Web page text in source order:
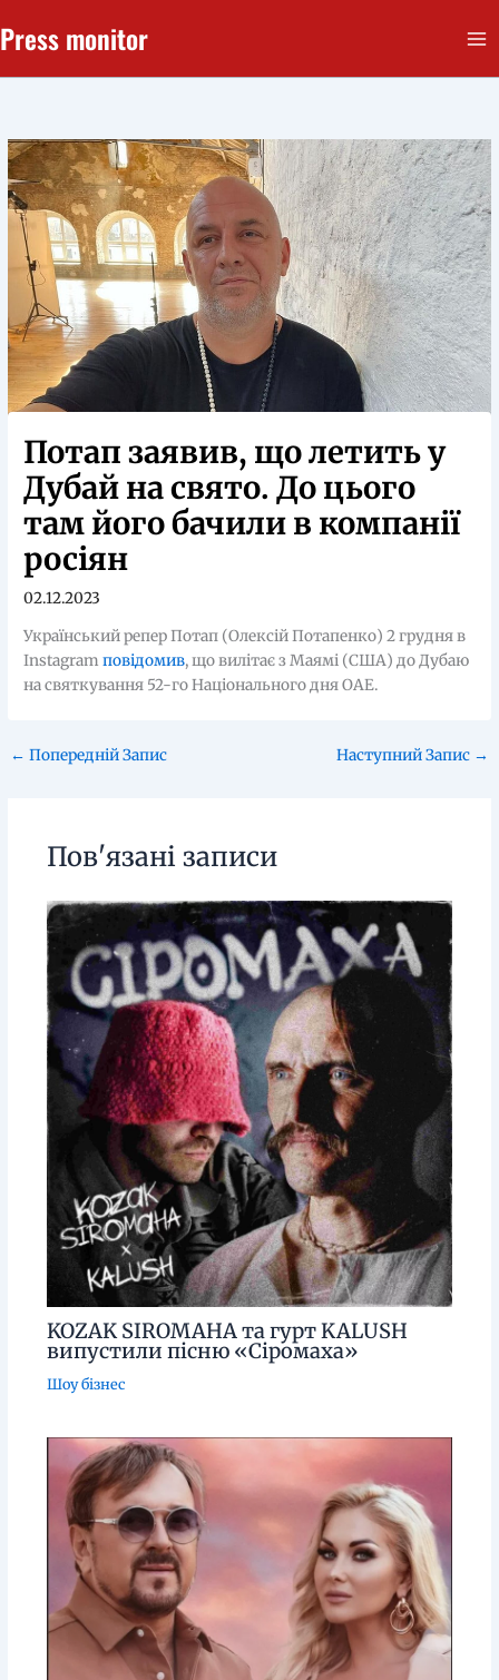
до
Press monitor
Потап заявив, що летить у
Дубай на свято. До цього
там його бачили в компанії
росіян
02.12.2023
Український репер Потап (Олексій Потапенко) 2 грудня в
Instagramповідомив, що вилітає з Маямі (США) до Дубаю
на святкування 52-го Національного дня ОАЕ.
← Попередній Запис Наступний Запис →
Пов'язані записи
KOZAK SIROMAHA та гурт KALUSH
випустили пісню «Сіромаха»
Шоу бізнес